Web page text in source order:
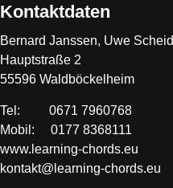
Kontaktdaten
Bernard Janssen, Uwe Scheid
Hauptstraße 2
55596 Waldböckelheim
Tel: 0671 7960768
Mobil: 0177 8368111
www.learning-chords.eu
kontakt@learning-chords.eu